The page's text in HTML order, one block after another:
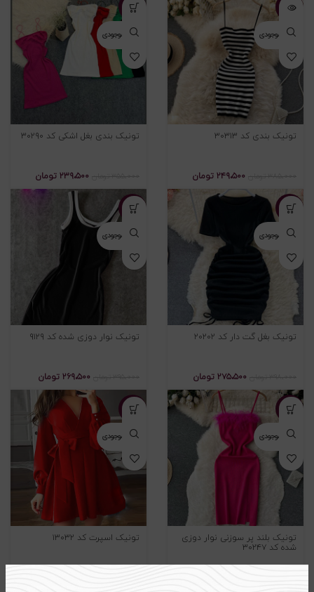
-۳۵%
اتمام موجودی
تونیک بندی کد ۳۰۳۱۳
۲۴۹،۵۰۰ تومان
-۳۳%
اتمام موجودی
تونیک بندی بغل اشکی کد ۳۰۲۹۰
۲۳۹،۵۰۰ تومان
-۳۱%
اتمام موجودی
تونیک بغل گت دار کد ۲۰۲۰۲
۲۷۵،۵۰۰ تومان
-۳۲%
اتمام موجودی
تونیک نوار دوزی شده کد ۹۱۲۹
۲۶۹،۵۰۰ تومان
-۲۳%
اتمام موجودی
تونیک بلند پر سوزنی نوار دوزی
شده کد ۳۰۲۴۷
-۲۳%
اتمام موجودی
تونیک اسپرت کد ۱۳۰۳۲